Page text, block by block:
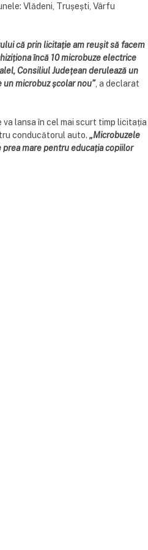
Vlădeni, Trușești, Vârfu
că prin licitație am reușit să facem
încă 10 microbuze electrice
Consiliul Județean derulează un
microbuz școlar nou”, a declarat
lansa în cel mai scurt timp licitația
conducătorul auto. „Microbuzele
mare pentru educația copiilor